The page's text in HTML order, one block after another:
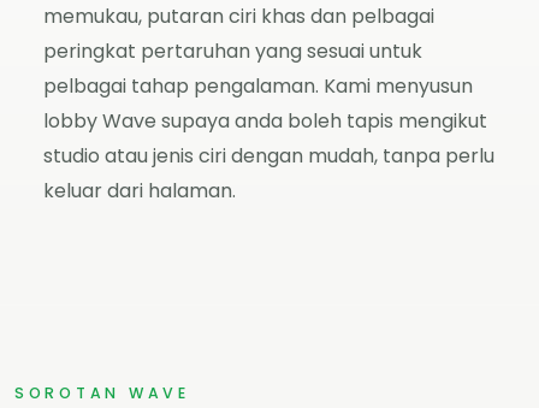
memukau, putaran ciri khas dan pelbagai
peringkat pertaruhan yang sesuai untuk
pelbagai tahap pengalaman. Kami menyusun
lobby Wave supaya anda boleh tapis mengikut
studio atau jenis ciri dengan mudah, tanpa perlu
keluar dari halaman.
SOROTAN WAVE